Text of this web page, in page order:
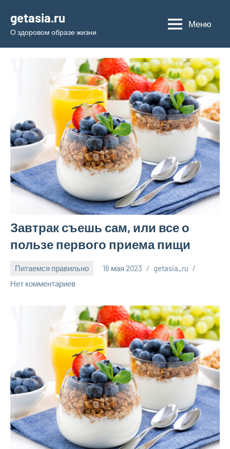
содержимому
getasia.ru
О здоровом образе жизни
Меню
Завтрак съешь сам, или все о
пользе первого приема пищи
Питаемся правильно 16 мая 2023
getasia_ru
Нет комментариев